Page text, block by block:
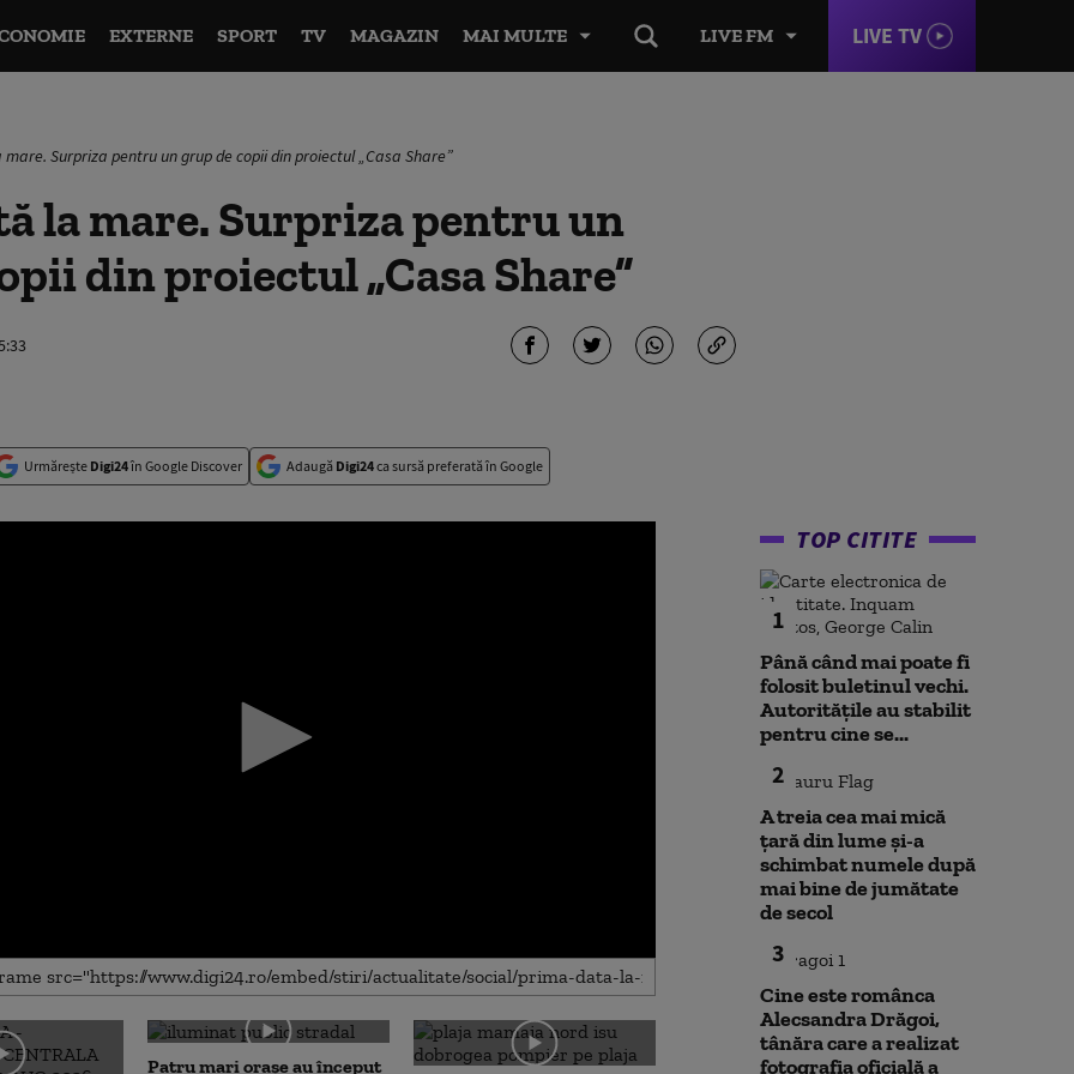
LIVE FM LIVE TV
EXTERNE SPORT TV MAGAZIN MAI MULTE
Surpriza pentru un grup de copii din proiectul „Casa Share”
la mare. Surpriza pentru un
din proiectul „Casa Share”
Urmărește Digi24în Google Discover Adaugă Digi24ca sursă preferată în Google
Patru mari orașe au început
Amenzi pentru cei care
TOP CITITE
1
Până când mai poate fi
folosit buletinul vechi.
Autoritățile au stabilit
pentru cine se...
2
A treia cea mai mică
țară din lume și-a
schimbat numele după
mai bine de jumătate
de secol
3
Cine este românca
Alecsandra Drăgoi,
tânăra care a realizat
fotografia oficială a